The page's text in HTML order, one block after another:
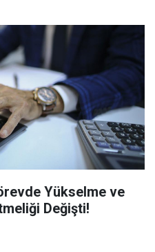
Yükselme ve
Değişti!